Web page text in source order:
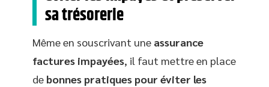
sa trésorerie
Même en souscrivant une assurance
factures impayées, il faut mettre en place
de bonnes pratiques pour éviter les